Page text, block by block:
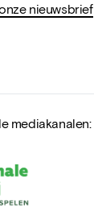
nieuwsbrief
mediakanalen: